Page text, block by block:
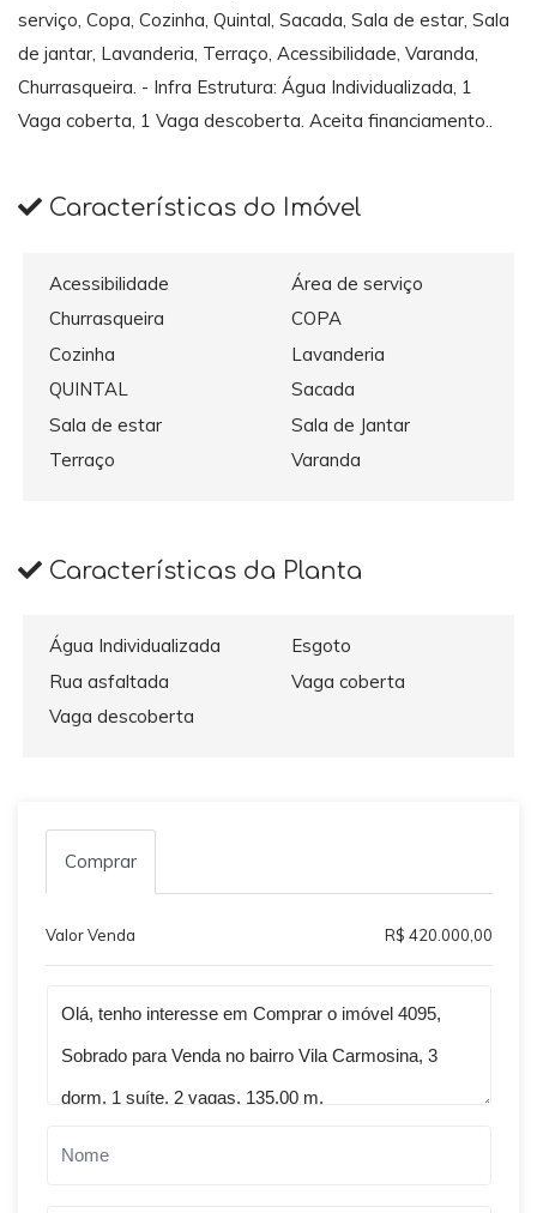
serviço, Copa, Cozinha, Quintal, Sacada, Sala de estar, Sala
de jantar, Lavanderia, Terraço, Acessibilidade, Varanda,
Churrasqueira. - Infra Estrutura: Água Individualizada, 1
Vaga coberta, 1 Vaga descoberta. Aceita financiamento..
Características do Imóvel
Acessibilidade
Área de serviço
Churrasqueira
COPA
Cozinha
Lavanderia
QUINTAL
Sacada
Sala de estar
Sala de Jantar
Terraço
Varanda
Características da Planta
Água Individualizada
Esgoto
Rua asfaltada
Vaga coberta
Vaga descoberta
Comprar
Valor Venda R$ 420.000,00